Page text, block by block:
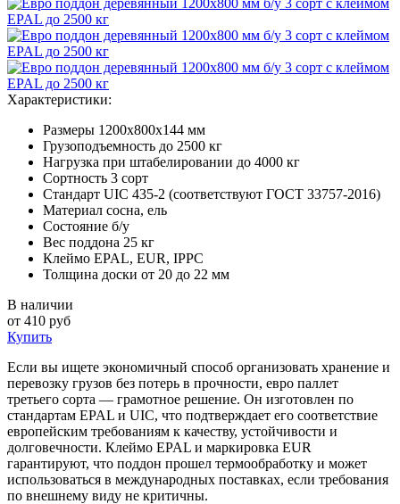
Характеристики:
Размеры 1200х800х144 мм
Грузоподъемность до 2500 кг
Нагрузка при штабелировании до 4000 кг
Сортность 3 сорт
Стандарт UIC 435-2 (соответствуют ГОСТ 33757-2016)
Материал сосна, ель
Состояние б/у
Вес поддона 25 кг
Клеймо EPAL, EUR, IPPC
Толщина доски от 20 до 22 мм
В наличии
от 410 руб
Купить
Если вы ищете экономичный способ организовать хранение и
перевозку грузов без потерь в прочности, евро паллет
третьего сорта — грамотное решение. Он изготовлен по
стандартам EPAL и UIC, что подтверждает его соответствие
европейским требованиям к качеству, устойчивости и
долговечности. Клеймо EPAL и маркировка EUR
гарантируют, что поддон прошел термообработку и может
использоваться в международных поставках, если требования
по внешнему виду не критичны.